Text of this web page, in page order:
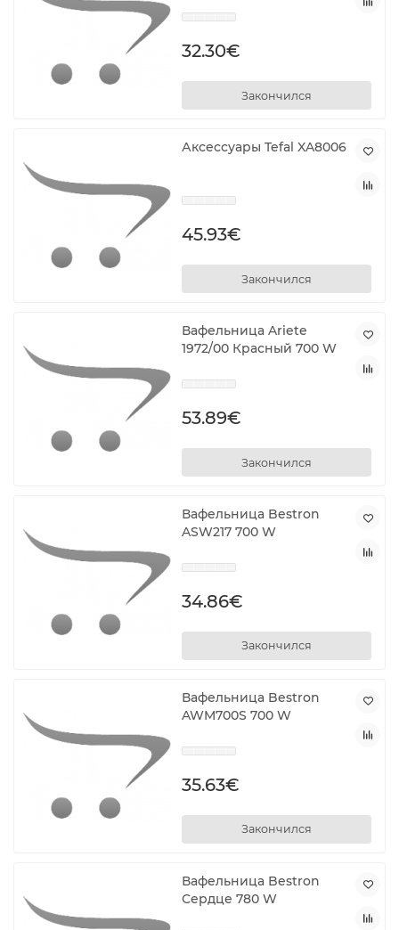
32.30€
Закончился
Аксессуары Tefal XA8006
45.93€
Закончился
Вафельница Ariete
1972/00 Красный 700 W
53.89€
Закончился
Вафельница Bestron
ASW217 700 W
34.86€
Закончился
Вафельница Bestron
AWM700S 700 W
35.63€
Закончился
Вафельница Bestron
Сердце 780 W